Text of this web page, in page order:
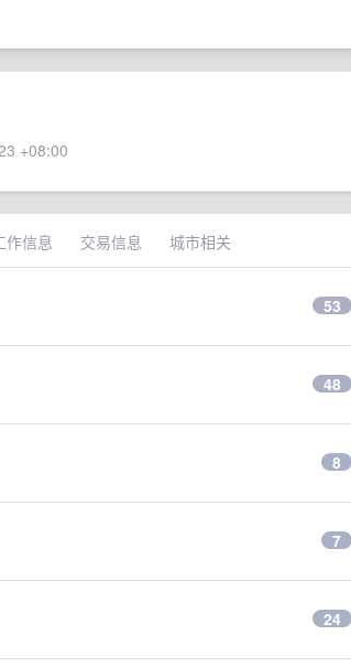
+08:00
作信息 交易信息 城市相关
53
48
8
7
24